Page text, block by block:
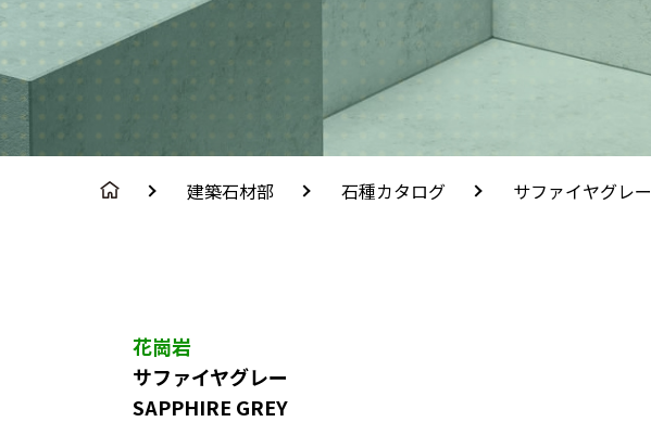
建築石材部 石種カタログ サファイヤグレー
花崗岩
サファイヤグレー
SAPPHIRE GREY